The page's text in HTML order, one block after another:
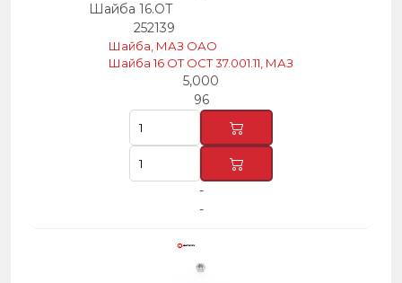
Шайба 16.ОТ
252139
Шайба, МАЗ ОАО
Шайба 16 OT OCT 37.001.11, МАЗ
5,000
96
-
-